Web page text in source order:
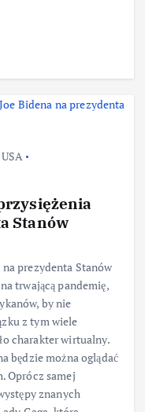
Stanów
prezydenta Stanów
trwającą pandemię,
by nie
z tym wiele
charakter wirtualny.
będzie można oglądać
Oprócz samej
znanych